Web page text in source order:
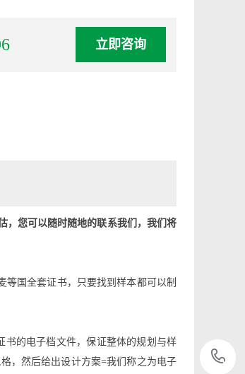
立即咨询
，您可以随时随地的联系我们，我们将
国全套证书，只要找到样本都可以制
书的电子档文件，保证整体的规划与样
，然后给出设计方案=我们称之为电子